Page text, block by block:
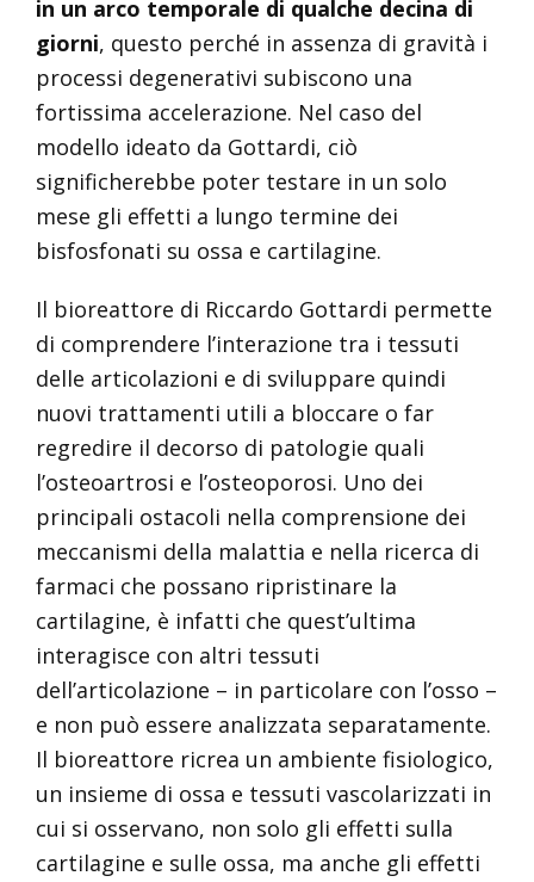
in un arco temporale di qualche decina di
giorni, questo perché in assenza di gravità i
processi degenerativi subiscono una
fortissima accelerazione. Nel caso del
modello ideato da Gottardi, ciò
significherebbe poter testare in un solo
mese gli effetti a lungo termine dei
bisfosfonati su ossa e cartilagine.
Il bioreattore di Riccardo Gottardi permette
di comprendere l’interazione tra i tessuti
delle articolazioni e di sviluppare quindi
nuovi trattamenti utili a bloccare o far
regredire il decorso di patologie quali
l’osteoartrosi e l’osteoporosi. Uno dei
principali ostacoli nella comprensione dei
meccanismi della malattia e nella ricerca di
farmaci che possano ripristinare la
cartilagine, è infatti che quest’ultima
interagisce con altri tessuti
dell’articolazione – in particolare con l’osso –
e non può essere analizzata separatamente.
Il bioreattore ricrea un ambiente fisiologico,
un insieme di ossa e tessuti vascolarizzati in
cui si osservano, non solo gli effetti sulla
cartilagine e sulle ossa, ma anche gli effetti